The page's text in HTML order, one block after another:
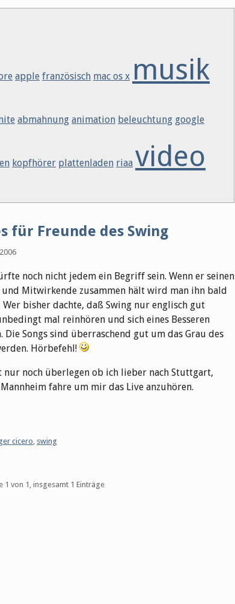
apple französisch mac os x musik
abmahnung animation beleuchtung google
kopfhörer plattenladen riaa video
für Freunde des Swing
noch nicht jedem ein Begriff sein. Wenn er seinen
und Mitwirkende zusammen hält wird man ihn bald
Wer bisher dachte, daß Swing nur englisch gut
mal reinhören und sich eines Besseren
Die Songs sind überraschend gut um das Grau des
Hörbefehl!
nur noch überlegen ob ich lieber nach Stuttgart,
fahre um mir das Live anzuhören.
cicero swing
1 von 1, insgesamt 1 Einträge